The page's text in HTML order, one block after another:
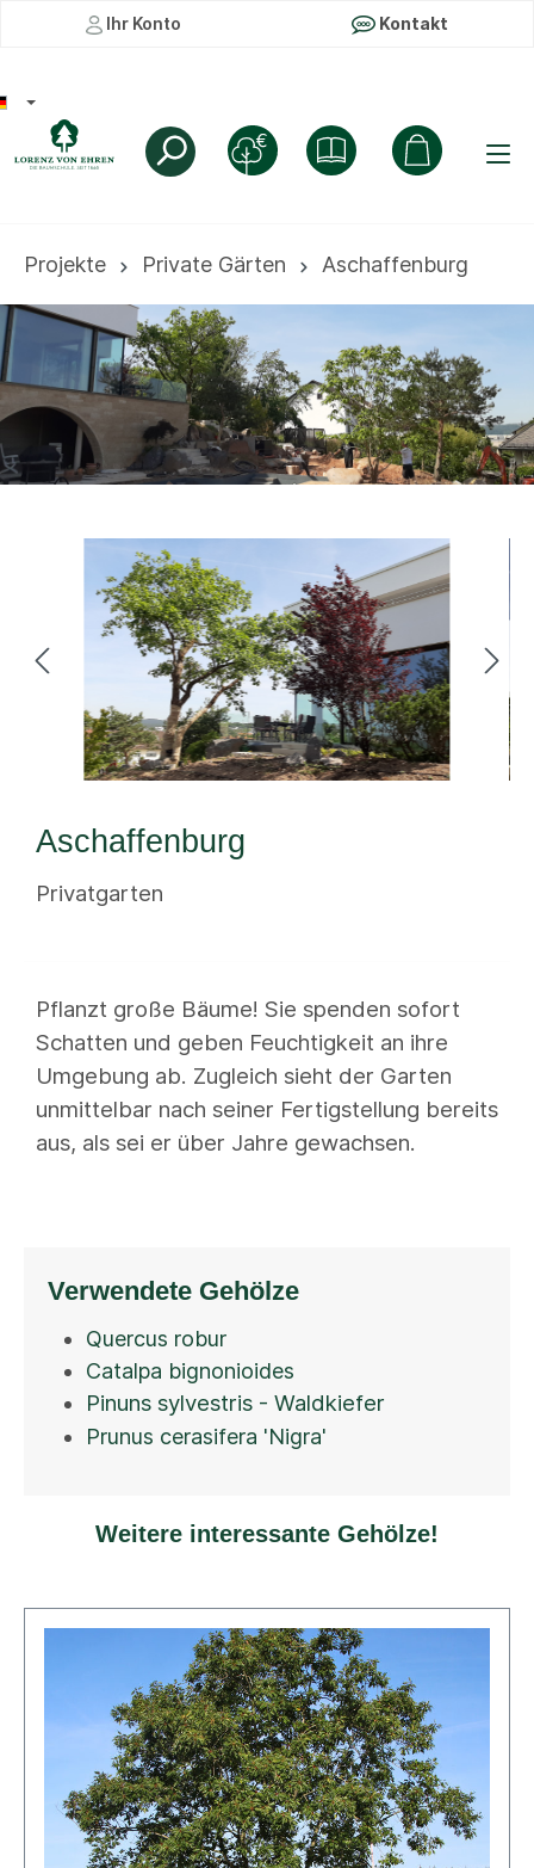
Ihr Konto Kontakt
Projekte Private Gärten Aschaffenburg
Aschaffenburg
Privatgarten
Pflanzt große Bäume! Sie spenden sofort
Schatten und geben Feuchtigkeit an ihre
Umgebung ab. Zugleich sieht der Garten
unmittelbar nach seiner Fertigstellung bereits
aus, als sei er über Jahre gewachsen.
Verwendete Gehölze
Quercus robur
Catalpa bignonioides
Pinuns sylvestris - Waldkiefer
Prunus cerasifera 'Nigra'
Weitere interessante Gehölze!